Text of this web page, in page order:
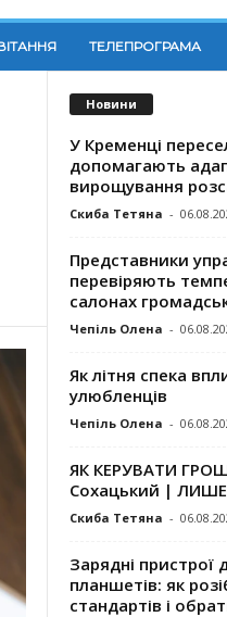
ТЕЛЕПРОГРАМА
Новини
У Кременці
допомагають
вирощування
Скиба Тетяна -
Представники
перевіряють
салонах
Чепіль Олена -
Як літня спека
улюбленців
Чепіль Олена -
ЯК КЕРУВАТИ
Сохацький |
Скиба Тетяна -
Зарядні пристрої
планшетів: як
стандартів і